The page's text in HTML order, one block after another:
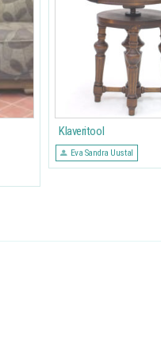
Klaveritool
Eva Sandra Uustal